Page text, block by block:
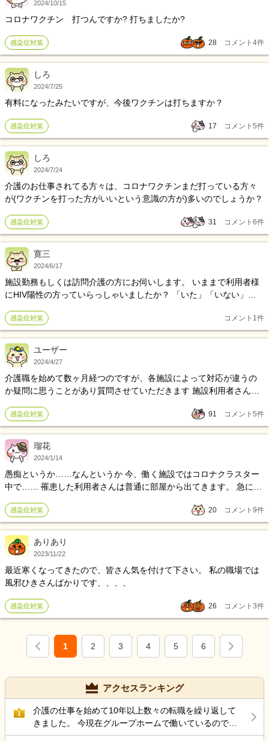
2024/10/15
コロナワクチン 打つんですか? 打ちましたか?
感染症対策 28 コメント 4件
しろ
2024/7/25
有料になったみたいですが、今後ワクチンは打ちますか？
感染症対策 17 コメント 5件
しろ
2024/7/24
介護のお仕事されてる方々は、コロナワクチンまだ打っている方々
が(ワクチンを打った方がいいという意識の方が)多いのでしょうか？
感染症対策 31 コメント 6件
寛三
2024/6/17
施設勤務もしくは訪問介護の方にお伺いします。 いままで利用者様
にHIV陽性の方っていらっしゃいましたか？ 「いた」「いない」
感染症対策 コメント 1件
ユーザー
2024/4/27
介護職を始めて数ヶ月経つのですが、各施設によって対応が違うの
か疑問に思うことがあり質問させていただきます 施設利用者さんが
のでしょうか？ 食事介助、排泄介助、入浴介助…利用者さんと密接
する場面が多数ある中で万が一、濃厚接触者になった場合待機期間
はあるのでしょうか？ 第五類になり緩和された施設もあるのでしょ
うか？ 是非お話伺えたらと思います。 よろしくお願いします
感染症対策 91 コメント 5件
瑠花
2024/1/14
愚痴というか……なんというか 今、働く施設ではコロナクラスター
中で…… 罹患した利用者さんは普通に部屋から出てきます。 急に部
ないのに、怒ってしまうし、おおらかな気持ちで接したいのにイラ
イラしてしまいます。 私は介護職失格なのでしょうか……。 そんな
自分を一旦リセットしたく、今日は休んでしまいました💦💦 利用者
さんにイライラしたりしますか??
感染症対策 20 コメント 9件
ありあり
2023/11/22
最近寒くなってきたので、皆さん気を付けて下さい。 私の職場では
風邪ひきさんばかりです、、、、
感染症対策 26 コメント 3件
1 2 3 4 5 6
アクセスランキング
1
介護の仕事を始めて10年以上数々の転職を繰り返して
きました。 今現在グループホームで働いているのです
が 50代後半にもなりストレス性胃炎にもなったのでこ